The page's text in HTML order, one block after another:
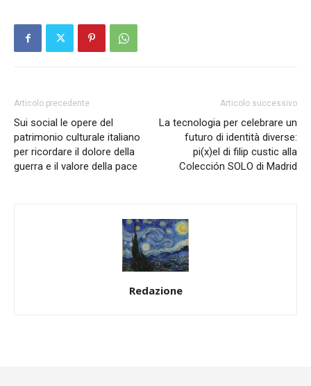
Articolo precedente
Sui social le opere del
patrimonio culturale italiano
per ricordare il dolore della
guerra e il valore della pace
Articolo successivo
La tecnologia per celebrare un
futuro di identità diverse:
pi(x)el di filip custic alla
Colección SOLO di Madrid
Redazione